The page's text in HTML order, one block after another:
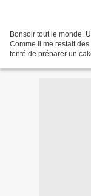
Bonsoir tout le monde.
Comme il me restait
tenté de préparer un